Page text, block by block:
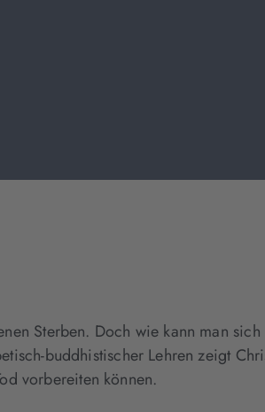
Sterben. Doch wie kann man sich
buddhistischer Lehren zeigt
vorbereiten können.